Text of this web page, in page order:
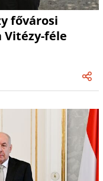
fővárosi
Vitézy-féle